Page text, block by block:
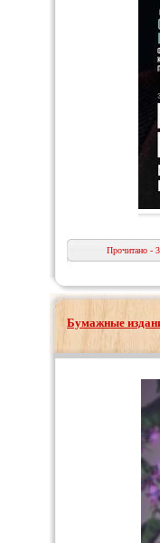
Прочитано -
Бумажные